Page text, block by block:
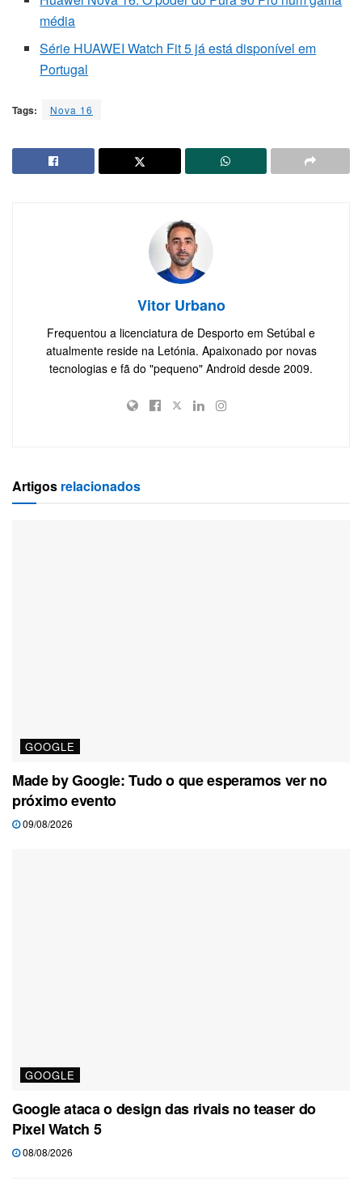
média
Série HUAWEI Watch Fit 5 já está disponível em
Portugal
Tags: Nova 16
Vitor Urbano
Frequentou a licenciatura de Desporto em Setúbal e
atualmente reside na Letónia. Apaixonado por novas
tecnologias e fã do "pequeno" Android desde 2009.
Artigos relacionados
GOOGLE
Made by Google: Tudo o que esperamos ver no
próximo evento
09/08/2026
GOOGLE
Google ataca o design das rivais no teaser do
Pixel Watch 5
08/08/2026